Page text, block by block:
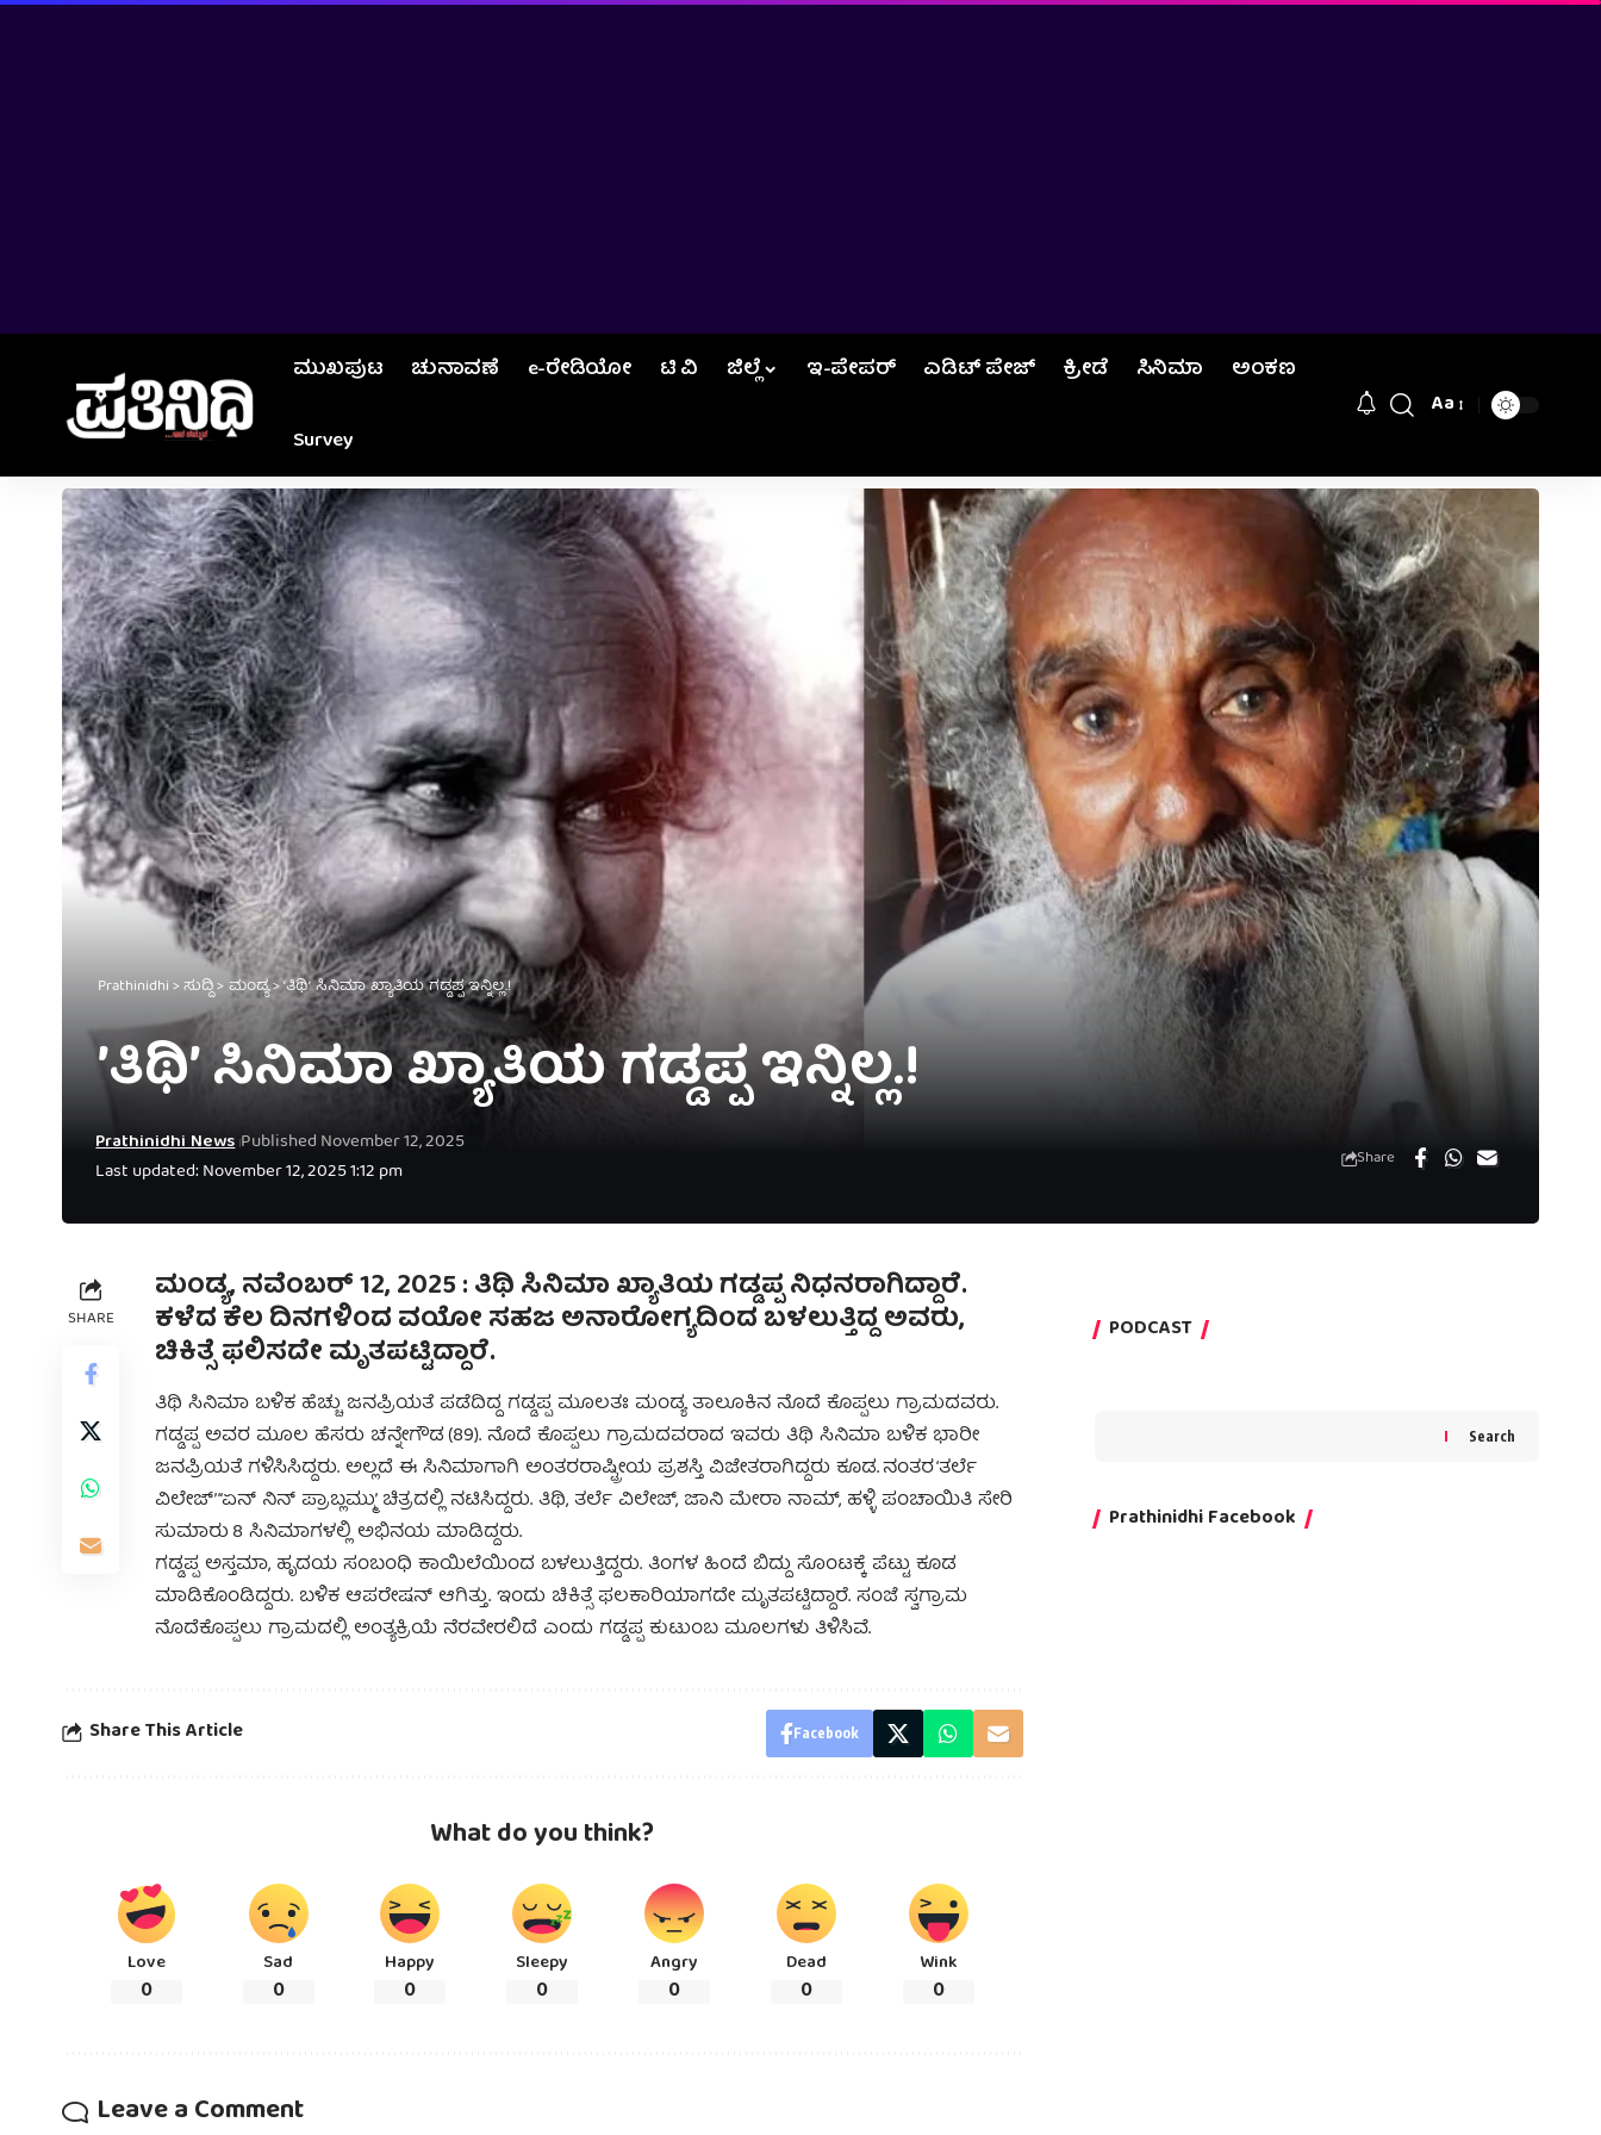
ಮುಖಪುಟ ಚುನಾವಣೆ e-ರೇಡಿಯೋ ಟಿ ವಿ ಜಿಲ್ಲೆ ಇ-ಪೇಪರ್ ಎಡಿಟ್‌ ಪೇಜ್‌ ಕ್ರೀಡೆ ಸಿನಿಮಾ ಅಂಕಣ
Survey
Aa
Prathinidhi>ಸುದ್ದಿ>ಮಂಡ್ಯ>ʼತಿಥಿʼ ಸಿನಿಮಾ ಖ್ಯಾತಿಯ ಗಡ್ಡಪ್ಪ ಇನ್ನಿಲ್ಲ.!
ʼತಿಥಿʼ ಸಿನಿಮಾ ಖ್ಯಾತಿಯ ಗಡ್ಡಪ್ಪ ಇನ್ನಿಲ್ಲ.!
Last updated: November 12, 2025 1:12 pm
Prathinidhi News Published November 12, 2025 Share
SHARE
ಮಂಡ್ಯ, ನವೆಂಬರ್‌ 12, 2025 : ತಿಥಿ ಸಿನಿಮಾ ಖ್ಯಾತಿಯ ಗಡ್ಡಪ್ಪ ನಿಧನರಾಗಿದ್ದಾರೆ.
ಕಳೆದ ಕೆಲ ದಿನಗಳಿಂದ ವಯೋ ಸಹಜ ಅನಾರೋಗ್ಯದಿಂದ ಬಳಲುತ್ತಿದ್ದ ಅವರು,
ಚಿಕಿತ್ಸೆ ಫಲಿಸದೇ ಮೃತಪಟ್ಟಿದ್ದಾರೆ.
ತಿಥಿ ಸಿನಿಮಾ ಬಳಿಕ ಹೆಚ್ಚು ಜನಪ್ರಿಯತೆ ಪಡೆದಿದ್ದ ಗಡ್ಡಪ್ಪ ಮೂಲತಃ ಮಂಡ್ಯ ತಾಲೂಕಿನ ನೊದೆ ಕೊಪ್ಪಲು ಗ್ರಾಮದವರು.
ಗಡ್ಡಪ್ಪ ಅವರ ಮೂಲ ಹೆಸರು ಚನ್ನೇಗೌಡ (89). ನೊದೆ ಕೊಪ್ಪಲು ಗ್ರಾಮದವರಾದ ಇವರು ತಿಥಿ ಸಿನಿಮಾ ಬಳಿಕ ಭಾರೀ
ಜನಪ್ರಿಯತೆ ಗಳಿಸಿಸಿದ್ದರು. ಅಲ್ಲದೆ ಈ ಸಿನಿಮಾಗಾಗಿ ಅಂತರರಾಷ್ಟ್ರೀಯ ಪ್ರಶಸ್ತಿ ವಿಜೇತರಾಗಿದ್ದರು ಕೂಡ. ನಂತರ ‘ತರ್ಲೆ
ವಿಲೇಜ್’ ‘‘ಏನ್ ನಿನ್ ಪ್ರಾಬ್ಲಮ್ಮು’ ಚಿತ್ರದಲ್ಲಿ ನಟಿಸಿದ್ದರು. ತಿಥಿ, ತರ್ಲೆ ವಿಲೇಜ್, ಜಾನಿ ಮೇರಾ ನಾಮ್, ಹಳ್ಳಿ ಪಂಚಾಯಿತಿ ಸೇರಿ
ಸುಮಾರು 8 ಸಿನಿಮಾಗಳಲ್ಲಿ ಅಭಿನಯ ಮಾಡಿದ್ದರು.
ಗಡ್ಡಪ್ಪ ಅಸ್ತಮಾ, ಹೃದಯ ಸಂಬಂಧಿ ಕಾಯಿಲೆಯಿಂದ ಬಳಲುತ್ತಿದ್ದರು. ತಿಂಗಳ ಹಿಂದೆ ಬಿದ್ದು ಸೊಂಟಕ್ಕೆ ಪೆಟ್ಟು ಕೂಡ
ಮಾಡಿಕೊಂಡಿದ್ದರು. ಬಳಿಕ ಆಪರೇಷನ್ ಆಗಿತ್ತು. ಇಂದು ಚಿಕಿತ್ಸೆ ಫಲಕಾರಿಯಾಗದೇ ಮೃತಪಟ್ಟಿದ್ದಾರೆ. ಸಂಜೆ ಸ್ವಗ್ರಾಮ
ನೊದೆಕೊಪ್ಪಲು ಗ್ರಾಮದಲ್ಲಿ ಅಂತ್ಯಕ್ರಿಯೆ ನೆರವೇರಲಿದೆ ಎಂದು ಗಡ್ಡಪ್ಪ ಕುಟುಂಬ ಮೂಲಗಳು ತಿಳಿಸಿವೆ.
Share This Article Facebook
What do you think?
Love
0
Sad
0
Happy
0
Sleepy
0
Angry
0
Dead
0
Wink
0
Leave a Comment
PODCAST
Search
Prathinidhi Facebook